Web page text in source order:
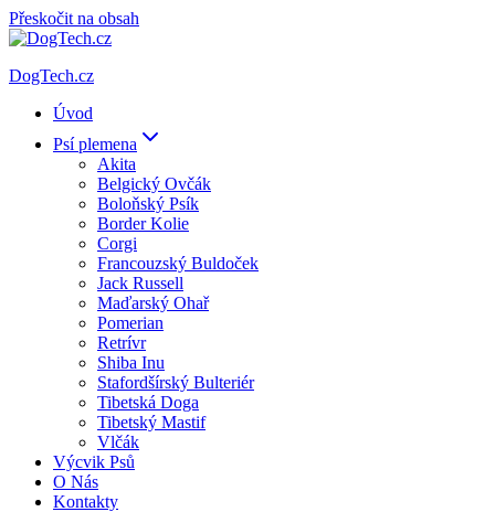
Přeskočit na obsah
DogTech.cz
Úvod
Psí plemena
Akita
Belgický Ovčák
Boloňský Psík
Border Kolie
Corgi
Francouzský Buldoček
Jack Russell
Maďarský Ohař
Pomerian
Retrívr
Shiba Inu
Stafordšírský Bulteriér
Tibetská Doga
Tibetský Mastif
Vlčák
Výcvik Psů
O Nás
Kontakty